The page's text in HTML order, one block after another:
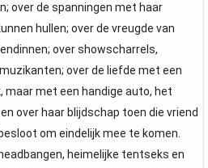
over de spanningen met haar
hullen; over de vreugde van
over showscharrels,
over de liefde met een
met een handige auto, het
over haar blijdschap toen die vriend
om eindelijk mee te komen.
heimelijke tentseks en